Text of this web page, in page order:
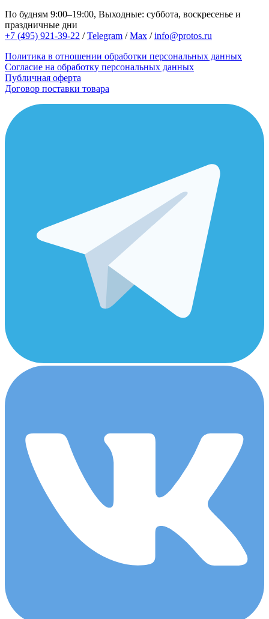
По будням 9:00–19:00, Выходные: суббота, воскресенье и
праздничные дни
+7 (495) 921-39-22 /Telegram /Max /info@protos.ru
Политика в отношении обработки персональных данных
Согласие на обработку персональных данных
Публичная оферта
Договор поставки товара